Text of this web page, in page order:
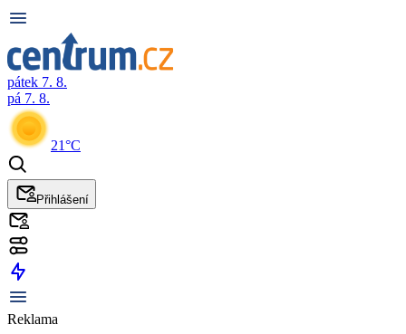
pátek 7. 8.
pá 7. 8.
21°C
Přihlášení
Reklama